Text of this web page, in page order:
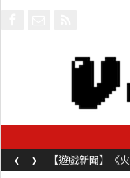
【遊戲新聞】《
容同時系舊作限
‹ ›